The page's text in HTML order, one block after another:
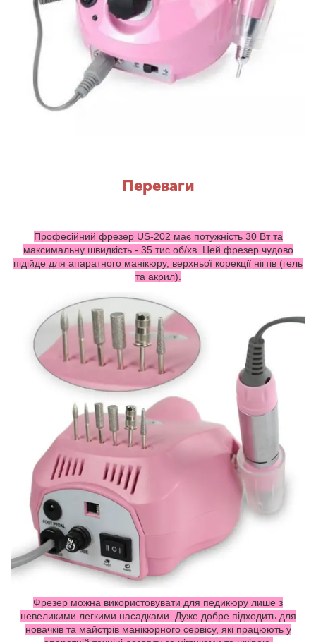
Переваги
Професійний фрезер US-202 має потужність 30 Вт та
максимальну швидкість - 35 тис.об/хв. Цей фрезер чудово
підійде для апаратного манікюру, верхньої корекції нігтів (гель
та акрил).
Фрезер можна використовувати для педикюру лише з
невеликими легкими насадками. Дуже добре підходить для
новачків та майстрів манікюрного сервісу, які працюють у